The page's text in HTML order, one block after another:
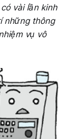
vài lần kinh
những thông
vụ vô